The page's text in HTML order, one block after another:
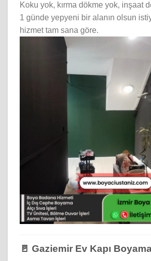
Koku yok, kırma dökme yok, inşaat
1 günde yepyeni bir alanın olsun
hizmet tam sana göre.
🚪 Gaziemir Ev Kapı